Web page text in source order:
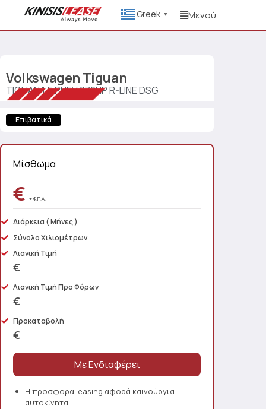
Greek ▼ Μενού
Volkswagen Tiguan
TIGUAN 1.5 PHEV 272HP R-LINE DSG
Επιβατικά
Μίσθωμα
€ + Φ.Π.Α.
Διάρκεια ( Μήνες )
Σύνολο Χιλιομέτρων
Λιανική Τιμή
€
Λιανική Τιμή Προ Φόρων
€
Προκαταβολή
€
Η προσφορά leasing αφορά καινούργια
αυτοκίνητα.